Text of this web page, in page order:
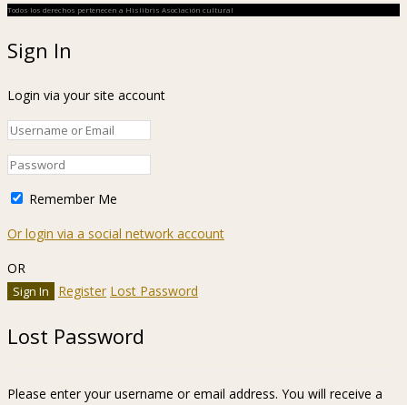
Todos los derechos pertenecen a Hislibris Asociación cultural
Sign In
Login via your site account
Remember Me
Or login via a social network account
OR
Register Lost Password
Lost Password
Please enter your username or email address. You will receive a